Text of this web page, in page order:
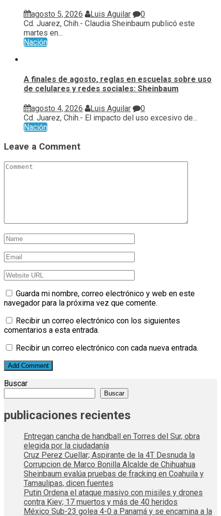
agosto 5, 2026 Luis Aguilar
0
Cd. Juarez, Chih.- Claudia Sheinbaum publicó este
martes en...
Nación
A finales de agosto, reglas en escuelas sobre uso
de celulares y redes sociales: Sheinbaum
agosto 4, 2026 Luis Aguilar
0
Cd. Juarez, Chih.- El impacto del uso excesivo de...
Nación
Leave a Comment
Guarda mi nombre, correo electrónico y web en este
navegador para la próxima vez que comente.
Recibir un correo electrónico con los siguientes
comentarios a esta entrada.
Recibir un correo electrónico con cada nueva entrada.
Buscar
Buscar
publicaciones recientes
Entregan cancha de handball en Torres del Sur, obra
elegida por la ciudadanía
Cruz Perez Cuellar; Aspirante de la 4T Desnuda la
Corrupcion de Marco Bonilla Alcalde de Chihuahua
Sheinbaum evalúa pruebas de fracking en Coahuila y
Tamaulipas, dicen fuentes
Putin Ordena el ataque masivo con misiles y drones
contra Kiev; 17 muertos y más de 40 heridos
México Sub-23 golea 4-0 a Panamá y se encamina a la